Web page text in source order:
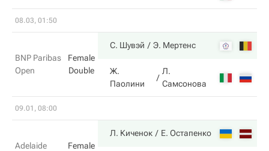
08.03, 01:50
BNP Paribas
Open
Female
Double
С. Шувэй Э. Мертенс
Ж.
Паолини
Л.
Самсонова
09.01, 08:00
Adelaide
Female
Л. Киченок Е. Остапенко